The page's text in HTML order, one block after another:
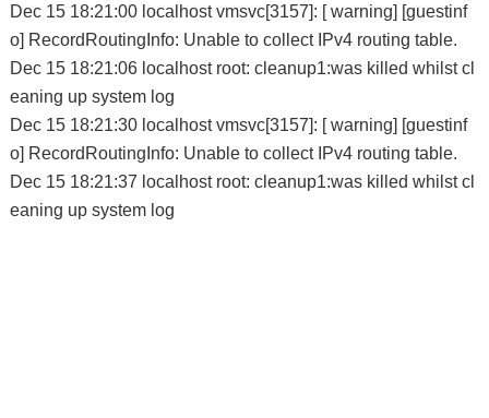
Dec 15 18:21:00 localhost vmsvc[3157]: [ warning] [guestinf
o] RecordRoutingInfo: Unable to collect IPv4 routing table.
Dec 15 18:21:06 localhost root: cleanup1:was killed whilst cl
eaning up system log
Dec 15 18:21:30 localhost vmsvc[3157]: [ warning] [guestinf
o] RecordRoutingInfo: Unable to collect IPv4 routing table.
Dec 15 18:21:37 localhost root: cleanup1:was killed whilst cl
eaning up system log